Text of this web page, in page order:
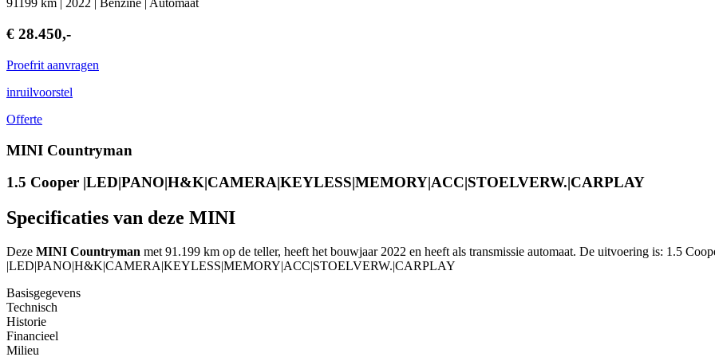
91199 km | 2022 | Benzine | Automaat
€ 28.450,-
Proefrit aanvragen
inruilvoorstel
Offerte
MINI Countryman
1.5 Cooper |LED|PANO|H&K|CAMERA|KEYLESS|MEMORY|ACC|STOELVERW.|CARPLAY
Specificaties van deze MINI
Deze MINI Countryman met 91.199 km op de teller, heeft het bouwjaar 2022 en heeft als transmissie automaat. De uitvoering is: 1.5
|LED|PANO|H&K|CAMERA|KEYLESS|MEMORY|ACC|STOELVERW.|CARPLAY
Basisgegevens
Technisch
Historie
Financieel
Milieu